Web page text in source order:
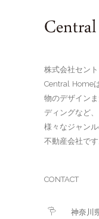
株式会社セン
Central Home
物のデザイン
ディングなど、
様々なジャン
不動産会社です
CONTACT
神奈川